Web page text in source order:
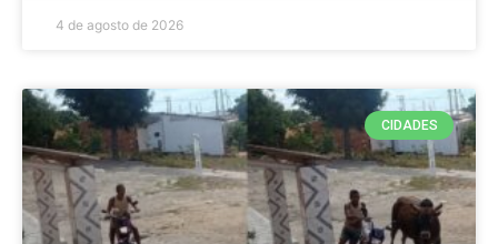
4 de agosto de 2026
CIDADES